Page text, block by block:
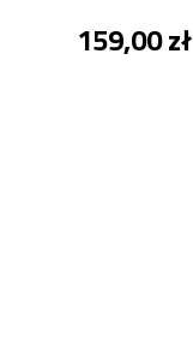
159,00 zł